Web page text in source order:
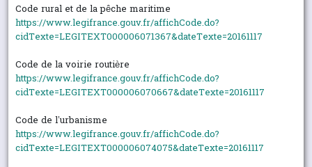
Code rural et de la pêche maritime
https://www.legifrance.gouv.fr/affichCode.do?
cidTexte=LEGITEXT000006071367&dateTexte=20161117
Code de la voirie routière
https://www.legifrance.gouv.fr/affichCode.do?
cidTexte=LEGITEXT000006070667&dateTexte=20161117
Code de l’urbanisme
https://www.legifrance.gouv.fr/affichCode.do?
cidTexte=LEGITEXT000006074075&dateTexte=20161117